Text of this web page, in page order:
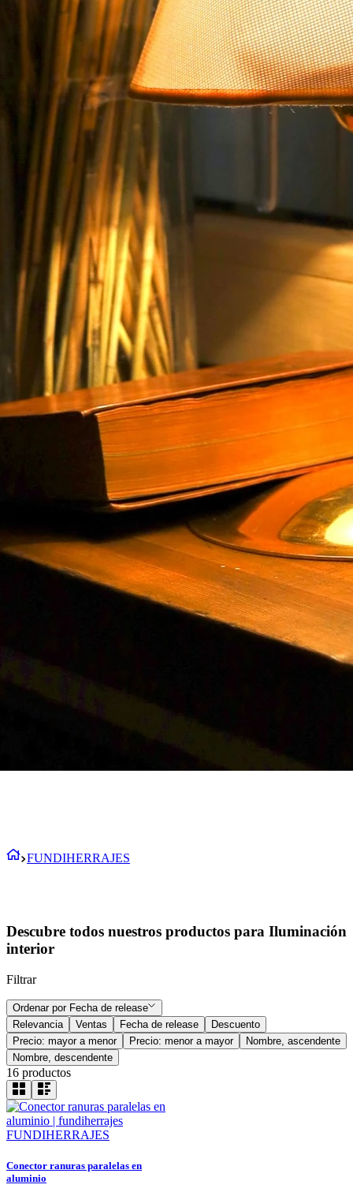
FUNDIHERRAJES
Descubre todos nuestros productos para Iluminación
interior
Filtrar
Ordenar por Fecha de release
Relevancia
Ventas Fecha de release
Descuento
Precio: mayor a menor
Precio: menor a mayor
Nombre, ascendente
Nombre, descendente
16 productos
FUNDIHERRAJES
Conector ranuras paralelas en
aluminio